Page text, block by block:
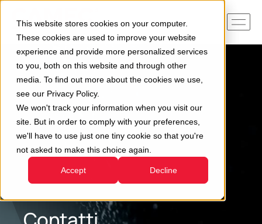
This website stores cookies on your computer.
These cookies are used to improve your website
experience and provide more personalized services
to you, both on this website and through other
media. To find out more about the cookies we use,
see our Privacy Policy.
We won't track your information when you visit our
site. But in order to comply with your preferences,
we'll have to use just one tiny cookie so that you're
not asked to make this choice again.
Accept Decline